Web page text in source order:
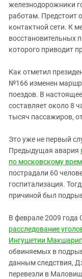
железнодорожники
работам. Предстоит
контактной сети. К
восстановительных
которого приводит
Как отметил
№166 изменен
поездов. В
составляет около 8
тысяч пассажиров,
Это уже не первый
Предыдущая авария
по московскому
пострадали 60
госпитализация.
причиной был
В феврале 2009 года
расследование
Ингушетии
обвиняемых в
данным следствия,
перевезли в